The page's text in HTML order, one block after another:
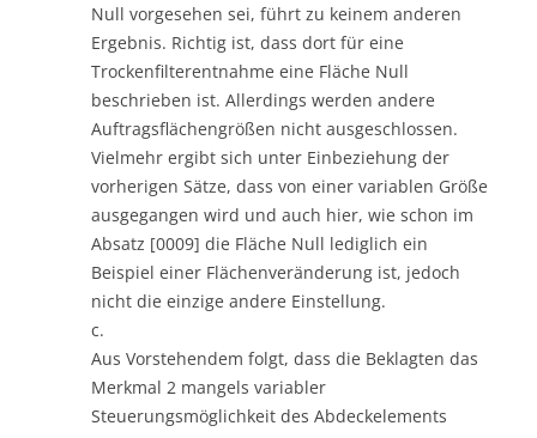
Null vorgesehen sei, führt zu keinem anderen
Ergebnis. Richtig ist, dass dort für eine
Trockenfilterentnahme eine Fläche Null
beschrieben ist. Allerdings werden andere
Auftragsflächengrößen nicht ausgeschlossen.
Vielmehr ergibt sich unter Einbeziehung der
vorherigen Sätze, dass von einer variablen Größe
ausgegangen wird und auch hier, wie schon im
Absatz [0009] die Fläche Null lediglich ein
Beispiel einer Flächenveränderung ist, jedoch
nicht die einzige andere Einstellung.
c.
Aus Vorstehendem folgt, dass die Beklagten das
Merkmal 2 mangels variabler
Steuerungsmöglichkeit des Abdeckelements